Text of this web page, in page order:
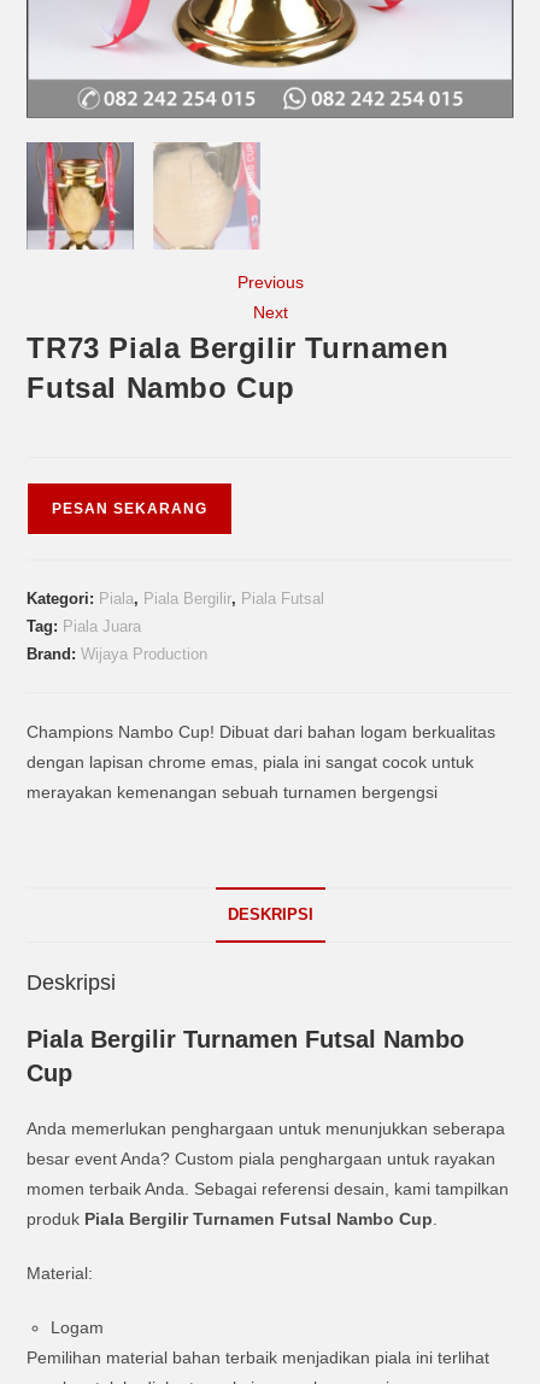
Previous
Next
TR73 Piala Bergilir Turnamen
Futsal Nambo Cup
PESAN SEKARANG
Kategori: Piala, Piala Bergilir, Piala Futsal
Tag: Piala Juara
Brand:Wijaya Production
Champions Nambo Cup! Dibuat dari bahan logam berkualitas
dengan lapisan chrome emas, piala ini sangat cocok untuk
merayakan kemenangan sebuah turnamen bergengsi
DESKRIPSI
Deskripsi
Piala Bergilir Turnamen Futsal Nambo
Cup
Anda memerlukan penghargaan untuk menunjukkan seberapa
besar event Anda? Custom piala penghargaan untuk rayakan
momen terbaik Anda. Sebagai referensi desain, kami tampilkan
produk Piala Bergilir Turnamen Futsal Nambo Cup
Material:
Logam
Pemilihan material bahan terbaik menjadikan piala ini terlihat